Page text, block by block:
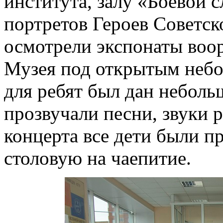
портретов Героев
осмотрели экспонаты
Музея под открытым
для ребят был дан
прозвучали песни, звуки
концерта все дети были
столовую на чаепитие.